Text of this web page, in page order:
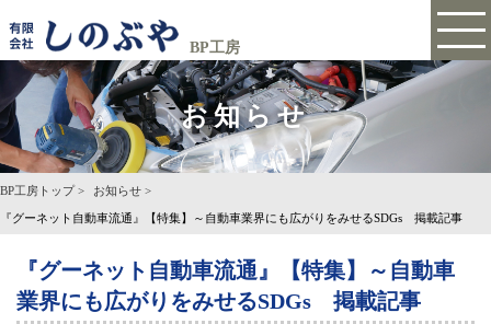
BP工房
お知らせ
BP工房トップ お知らせ
『グーネット自動車流通』【特集】～自動車業界にも広がりをみせるSDGs 掲載記事
『グーネット自動車流通』【特集】～自動車
業界にも広がりをみせるSDGs 掲載記事